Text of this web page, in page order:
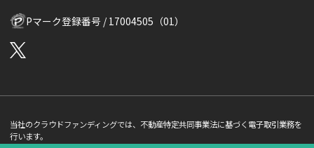
Pマーク登録番号 / 17004505（01）
当社のクラウドファンディングでは、不動産特定共同事業法に基づく電子取引業務を
行います。